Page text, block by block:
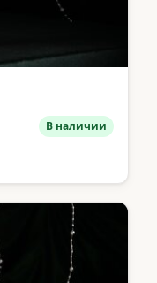
В наличии